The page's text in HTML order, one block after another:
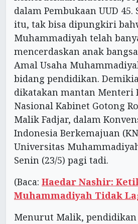
dalam Pembukaan UUD 45.
itu, tak bisa dipungkiri
Muhammadiyah telah
mencerdaskan anak
Amal Usaha
bidang pendidikan.
dikatakan mantan Menteri
Nasional Kabinet Gotong
Malik Fadjar, dalam
Indonesia Berkemajuan
Universitas
Senin (23/5) pagi tadi.
(Baca: Haedar Nashir:
Muhammadiyah Tidak
Menurut Malik,